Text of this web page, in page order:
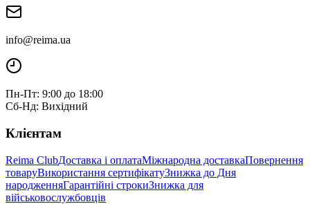
info@reima.ua
Пн-Пт: 9:00 до 18:00
Сб-Нд: Вихідний
Клієнтам
Reima ClubДоставка і оплатаМіжнародна доставкаПовернення
товаруВикористання сертифікатуЗнижка до Дня
народженняГарантійні строкиЗнижка для
військовослужбовців